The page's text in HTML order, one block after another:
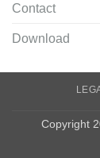
Contact
Download
Copyright